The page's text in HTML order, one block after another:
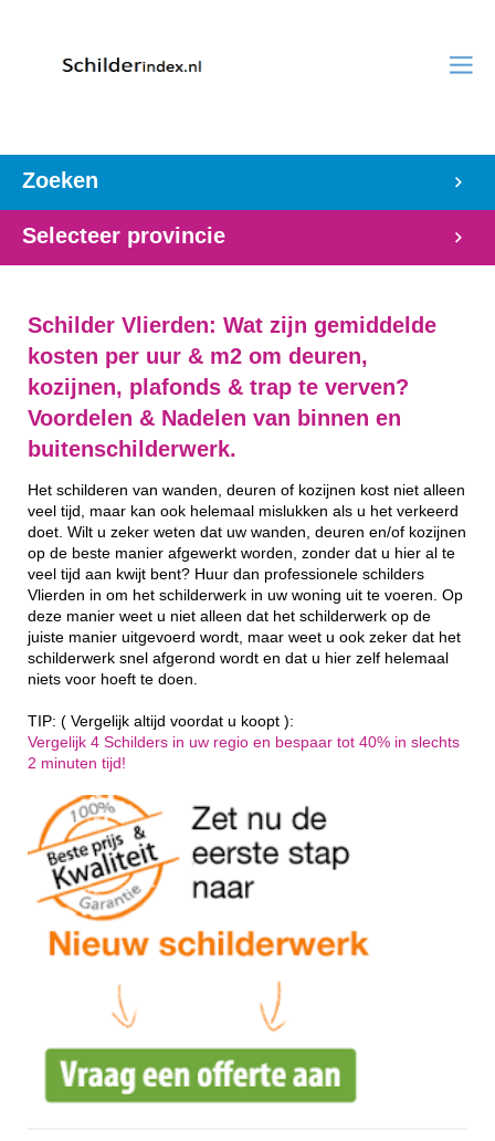
Zoeken
Selecteer provincie
Schilder Vlierden: Wat zijn gemiddelde
kosten per uur & m2 om deuren,
kozijnen, plafonds & trap te verven?
Voordelen & Nadelen van binnen en
buitenschilderwerk.
Het schilderen van wanden, deuren of kozijnen kost niet alleen
veel tijd, maar kan ook helemaal mislukken als u het verkeerd
doet. Wilt u zeker weten dat uw wanden, deuren en/of kozijnen
op de beste manier afgewerkt worden, zonder dat u hier al te
veel tijd aan kwijt bent? Huur dan professionele schilders
Vlierden in om het schilderwerk in uw woning uit te voeren. Op
deze manier weet u niet alleen dat het schilderwerk op de
juiste manier uitgevoerd wordt, maar weet u ook zeker dat het
schilderwerk snel afgerond wordt en dat u hier zelf helemaal
niets voor hoeft te doen.
TIP: ( Vergelijk altijd voordat u koopt ):
Vergelijk 4 Schilders in uw regio en bespaar tot 40% in slechts
2 minuten tijd!